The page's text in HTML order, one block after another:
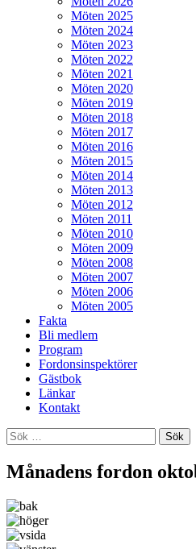
Möten 2025
Möten 2024
Möten 2023
Möten 2022
Möten 2021
Möten 2020
Möten 2019
Möten 2018
Möten 2017
Möten 2016
Möten 2015
Möten 2014
Möten 2013
Möten 2012
Möten 2011
Möten 2010
Möten 2009
Möten 2008
Möten 2007
Möten 2006
Möten 2005
Fakta
Bli medlem
Program
Fordonsinspektörer
Gästbok
Länkar
Kontakt
Sök
efter:
Månadens fordon